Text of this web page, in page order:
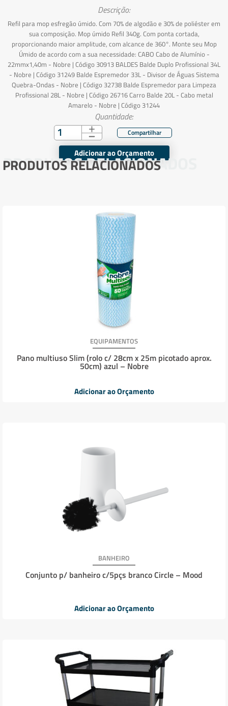
Descrição:
Refil para mop esfregão úmido. Com 70% de algodão e 30% de poliéster em
sua composição. Mop úmido Refil 340g. Com ponta cortada,
proporcionando maior amplitude, com alcance de 360°. Monte seu Mop
Úmido de acordo com a sua necessidade: CABO Cabo de Alumínio -
22mmx1,40m - Nobre | Código 30913 BALDES Balde Duplo Profissional 34L
- Nobre | Código 31249 Balde Espremedor 33L - Divisor de Águas Sistema
Quebra-Ondas - Nobre | Código 32738 Balde Espremedor para Limpeza
Profissional 28L - Nobre | Código 26716 Carro Balde 20L - Cabo metal
Amarelo - Nobre | Código 31244
Quantidade:
Adicionar ao Orçamento
PRODUTOS RELACIONADOS
PRODUTOS RELACIONADOS
EQUIPAMENTOS
Pano multiuso Slim (rolo c/ 28cm x 25m picotado aprox.
50cm) azul – Nobre
Adicionar ao Orçamento
BANHEIRO
Conjunto p/ banheiro c/5pçs branco Circle – Mood
Adicionar ao Orçamento